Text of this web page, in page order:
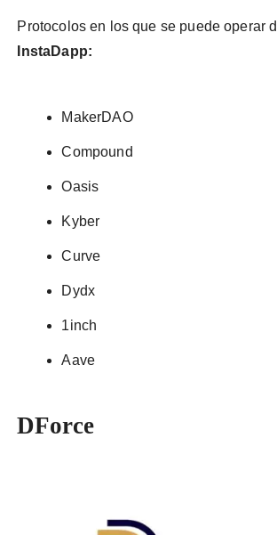
Protocolos en los que se puede operar
InstaDapp:
MakerDAO
Compound
Oasis
Kyber
Curve
Dydx
1inch
Aave
DForce